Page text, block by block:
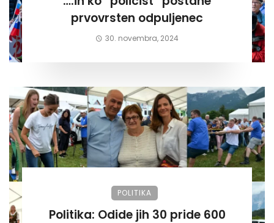
prvovrsten odpuljenec
30. novembra, 2024
POLITIKA
Politika: Odide jih 30 pride 600